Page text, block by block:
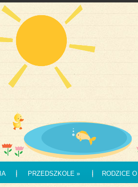
PRZEDSZKOLE» RODZICE